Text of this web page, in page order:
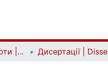
Кваліфікаційні роботи | Qualifying works